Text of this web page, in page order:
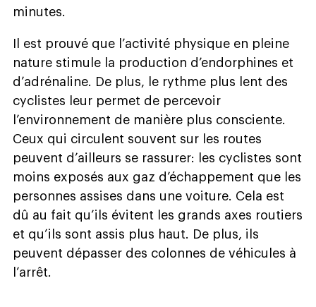
minutes.
Il est prouvé que l’activité physique en pleine
nature stimule la production d’endorphines et
d’adrénaline. De plus, le rythme plus lent des
cyclistes leur permet de percevoir
l’environnement de manière plus consciente.
Ceux qui circulent souvent sur les routes
peuvent d’ailleurs se rassurer: les cyclistes sont
moins exposés aux gaz d’échappement que les
personnes assises dans une voiture. Cela est
dû au fait qu’ils évitent les grands axes routiers
et qu’ils sont assis plus haut. De plus, ils
peuvent dépasser des colonnes de véhicules à
l’arrêt.